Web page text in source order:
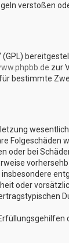
verstoßen
(GPL)
zur
bestimmte
Folgeschäden
bei
oder